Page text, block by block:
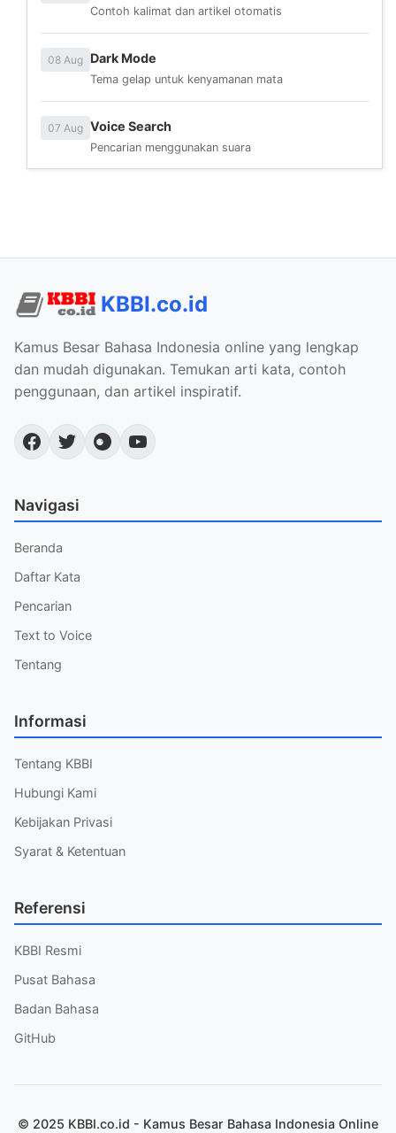
Contoh kalimat dan artikel otomatis
08 Aug Dark Mode
Tema gelap untuk kenyamanan mata
07 Aug Voice Search
Pencarian menggunakan suara
KBBI.co.id
Kamus Besar Bahasa Indonesia online yang lengkap
dan mudah digunakan. Temukan arti kata, contoh
penggunaan, dan artikel inspiratif.
Navigasi
Beranda
Daftar Kata
Pencarian
Text to Voice
Tentang
Informasi
Tentang KBBI
Hubungi Kami
Kebijakan Privasi
Syarat & Ketentuan
Referensi
KBBI Resmi
Pusat Bahasa
Badan Bahasa
GitHub
© 2025 KBBI.co.id - Kamus Besar Bahasa Indonesia Online